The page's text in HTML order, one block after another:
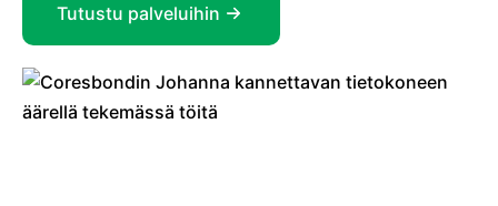
Tutustu palveluihin